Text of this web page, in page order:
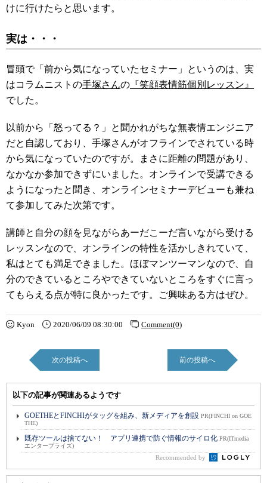
けに行けたらと思います。
実は・・・
冒頭で「前から気になっていたセミナー」というのは、実
はコラムニストの手塚さんの 『笑顔表情筋個別レッスン』
でした。
以前から「怒ってる？」と聞かれがちな無表情エンジニア
だと自認しており、手塚さんがオフラインでされている時
から気になっていたのですが。まさに距離の問題があり、
なかなか参加できずにいました。オンラインで受講できる
ようになったと聞き、オンラインセミナーデビューも兼ね
て参加してみた次第です。
講師と自分の顔を見ながらあーだこーだ言いながら受ける
レッスンなので、オンラインの特性を活かしきれていて、
私はとても満足できました。ほぼマンツーマンなので、自
分のできているところやできていないところをすぐに言っ
てもらえる点が特に良かったです。ご興味ある方はぜひ。
Kyon 2020/06/09 08:30:00 Comment(0)
次の投稿へ 前の投稿へ
以下の記事が関連あるようです
GOETHEとFINCHIがタッグを組み、新メディアを創設 PR(FINCHI on GOE
THE)
既存ツールは捨てない！ アプリ連携で防ぐ情報のサイロ化 PR(ITmedia
エンタープライズ)
Recommended by